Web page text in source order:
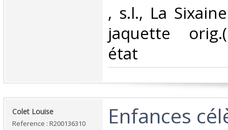
‎, s.l., La
jaquette
état‎
‎Colet Louise‎
Reference : R200136310
‎Enfances